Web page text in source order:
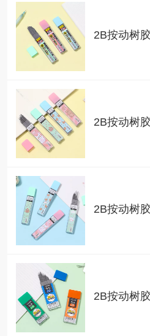
2B按动树
2B按动树
2B按动树
2B按动树